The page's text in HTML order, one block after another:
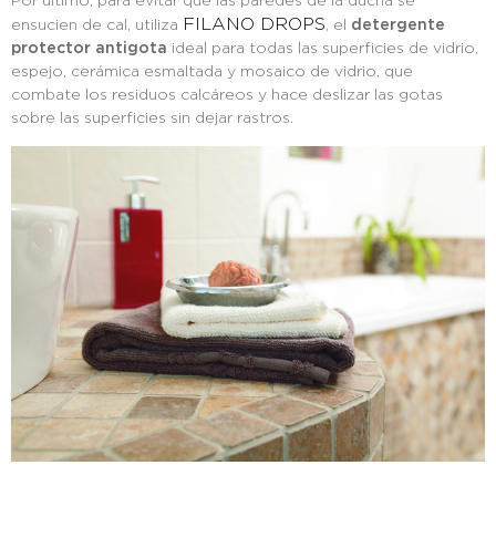
ensucien de cal, utiliza FILANO DROPS , el detergente
protector antigota ideal para todas las superficies de vidrio,
espejo, cerámica esmaltada y mosaico de vidrio, que
combate los residuos calcáreos y hace deslizar las gotas
sobre las superficies sin dejar rastros.